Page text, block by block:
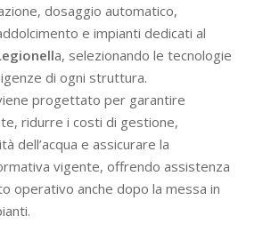
dosaggio automatico,
e impianti dedicati al
a, selezionando le tecnologie
di ogni struttura.
progettato per garantire
ridurre i costi di gestione,
dell’acqua e assicurare la
vigente, offrendo assistenza
operativo anche dopo la messa in